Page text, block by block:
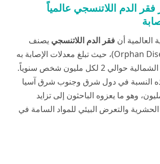
الدم اللاتنسجي عالمياً
العالمية أن فقر الدم اللاتنسجي يصنف
كمرض يتيم (Orphan Disease)، حيث تبلغ معدلات الإصابة به
في أوروبا وأمريكا الشمالية حوالي 2 لكل مليون شخص سنوياً.
النسبة في دول شرق وجنوب شرق آسيا
7 لكل مليون، وهو ما يعزوه الباحثون إلى تزايد
والتعرض البيئي للمواد السامة في